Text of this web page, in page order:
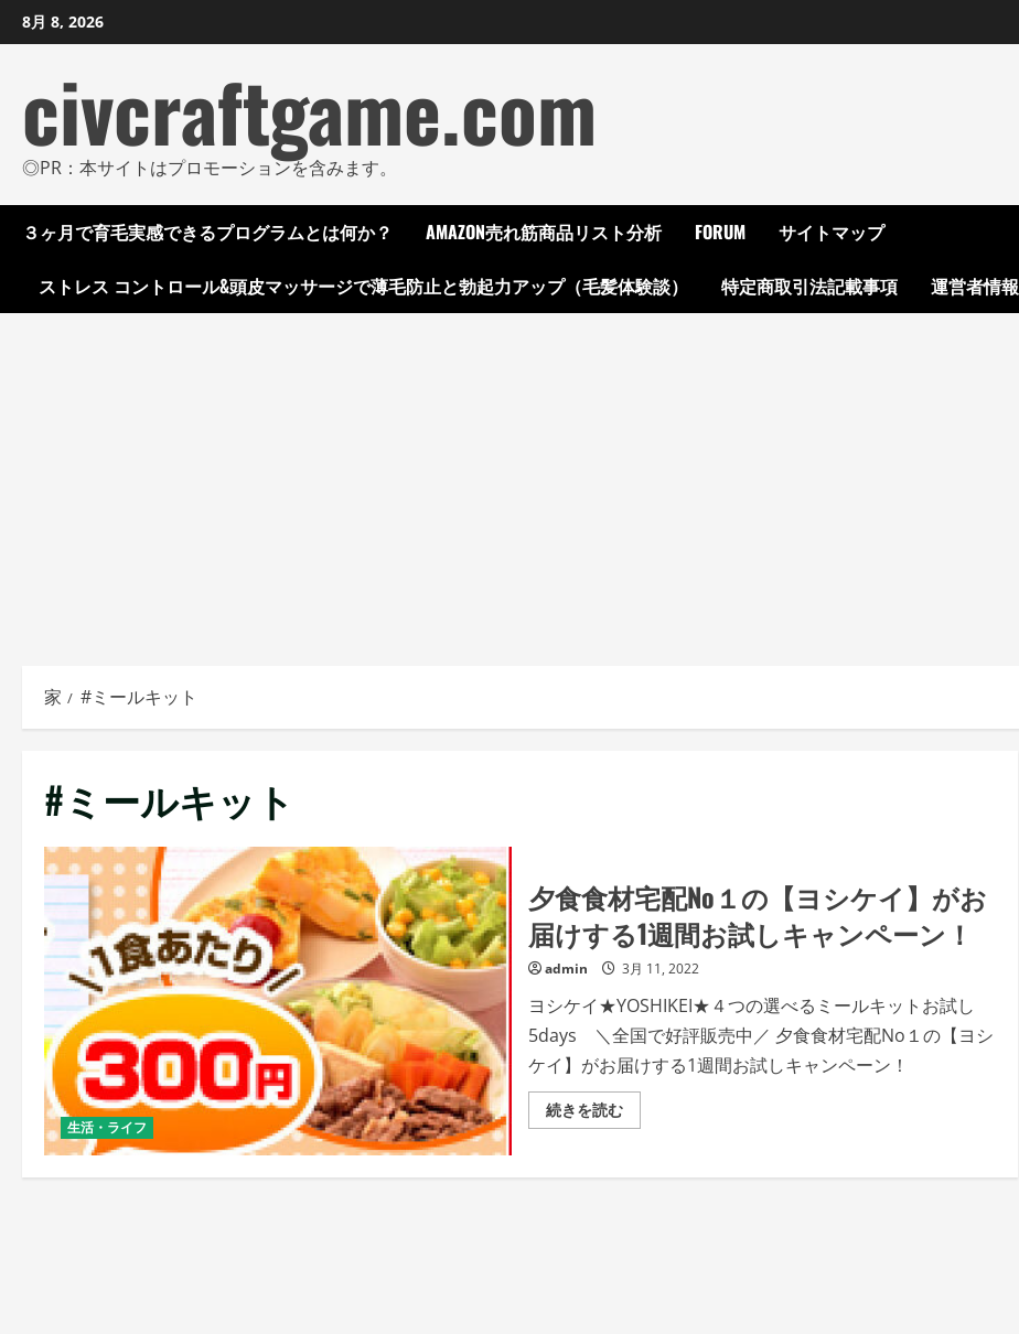
ン
し
8月 8, 2026
civcraftgame.com
◎PR：本サイトはプロモーションを含みます。
３ヶ月で育毛実感できるプログラムとは何か？ AMAZON売れ筋商品リスト分析 FORUM サイトマップ
ストレス コントロール&頭皮マッサージで薄毛防止と勃起力アップ（毛髪体験談） 特定商取引法記載事項 運営者情報
家 #ミールキット
#ミールキット
生活・ライフ
夕食食材宅配No１の【ヨシケイ】がお
届けする1週間お試しキャンペーン！
admin 3月 11, 2022
ヨシケイ★YOSHIKEI★４つの選べるミールキットお試し
5days ＼全国で好評販売中／ 夕食食材宅配No１の【ヨシ
ケイ】がお届けする1週間お試しキャンペーン！
続きを読む夕
食